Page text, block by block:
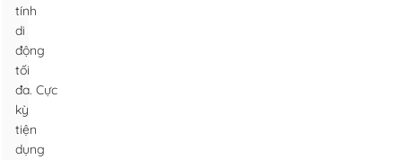
tính
di
động
tối
đa. Cực
kỳ
tiện
dụng